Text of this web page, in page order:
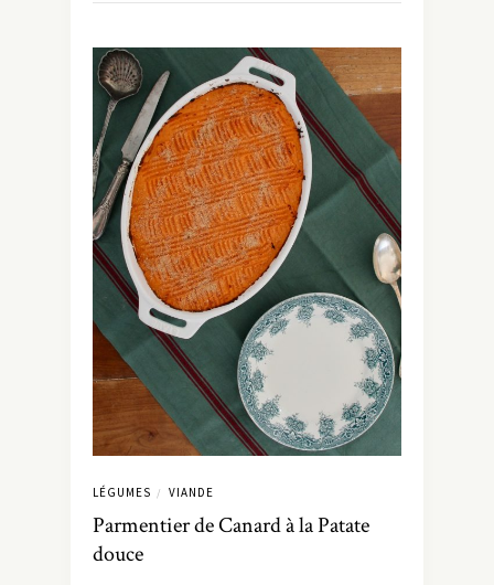
LÉGUMES / VIANDE
Parmentier de Canard à la Patate
douce